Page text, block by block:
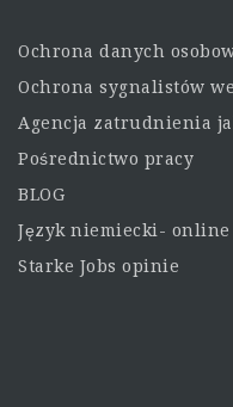
Ochrona danych
Ochrona sygnalistów
Agencja zatrudnienia
Pośrednictwo pracy
BLOG
Język niemiecki- online
Starke Jobs opinie